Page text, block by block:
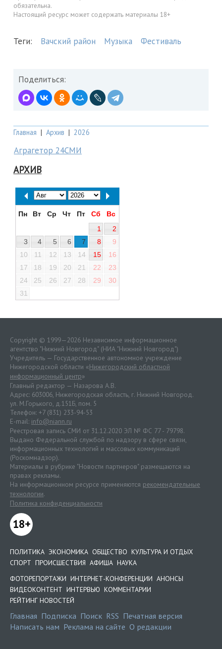
обязательна.
Настоящий ресурс может содержать материалы 18+
Теги: Вачский район Музыка Фестиваль
Поделиться:
Главная | Архив | 2026
Аграгетор 24СМИ
АРХИВ
Пн Вт Ср Чт Пт Сб
Вс
1
2
3
4 5 6 7 8
9
10
11 12 13 14 15
16
17
18 19 20 21 22
23
24
25 26 27 28 29
30
31
Copyright © 1999—2026 Независимое информационное
агентство "Нижний Новгород" (НИА "Нижний Новгород")
Учредитель — Государственное автономное учреждение
Нижегородской области «Нижегородский областной
информационный центр»
Главный редактор — Назарова А.В.
Адрес: 603006, Нижегородская область, г. Нижний Новгород.
ул. М.Горького, д.151Б, пом. 5
Телефон: +7 (831) 233-94-53
E-mail: info@niann.ru
Реестровая запись СМИ от 31.12.2020 ЭЛ № ФС 77 - 79798.
Выдано Федеральной службой по надзору в сфере связи,
информационных технологий и массовых коммуникаций
(Роскомнадзор).
Материалы в рубрике "Новости партнеров" размещаются на
правах рекламы.
На информационном ресурсе применяются рекомендательные
технологии.
Политика конфиденциальности
18+
ПОЛИТИКА ЭКОНОМИКА ОБЩЕСТВО КУЛЬТУРА И ОТДЫХ
СПОРТ ПРОИСШЕСТВИЯ АФИША НАУКА
ФОТОРЕПОРТАЖИ ИНТЕРНЕТ-КОНФЕРЕНЦИИ АНОНСЫ
ВИДЕОКОНТЕНТ ИНТЕРВЬЮ КОММЕНТАРИИ
РЕЙТИНГ НОВОСТЕЙ
Главная Подписка Поиск RSS Печатная версия
Написать нам Реклама на сайте О редакции